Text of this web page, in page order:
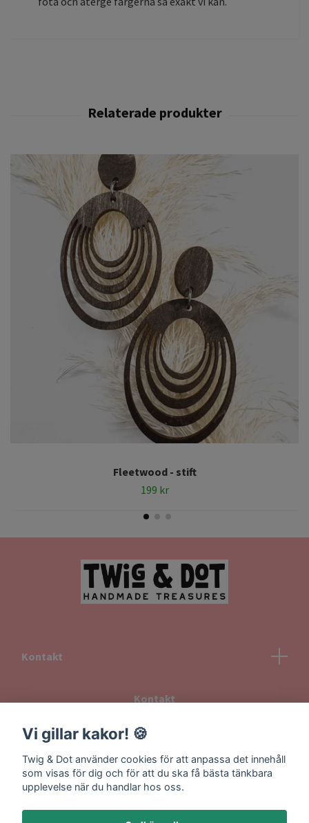
Fleetwood - stift
199 kr
Kontakt
Kontakt
Returvillkor
Information om frakt
Vi gillar kakor! 🍪
Twig & Dot använder cookies för att anpassa det innehåll
som visas för dig och för att du ska få bästa tänkbara
upplevelse när du handlar hos oss.